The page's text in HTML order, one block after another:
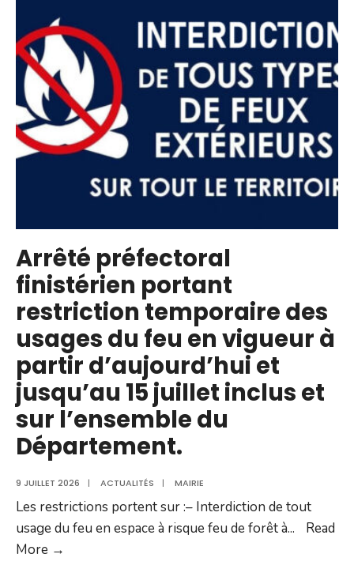
restriction
temporaire
des
encadrement
certaines
activités
à
risque
incendie
du
28
juillet
2026
Arrêté préfectoral
finistérien portant
restriction temporaire des
usages du feu en vigueur à
partir d’aujourd’hui et
jusqu’au 15 juillet inclus et
sur l’ensemble du
Département.
9 JUILLET 2026 | ACTUALITÉS | MAIRIE
Les restrictions portent sur :– Interdiction de tout
usage du feu en espace à risque feu de forêt à...
Read
More →